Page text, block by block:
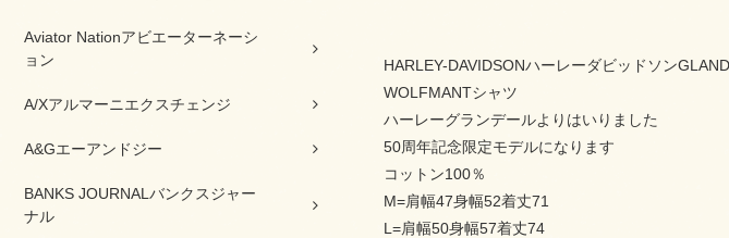
Aviator Nationアビエーターネーシ
ョン
A/Xアルマーニエクスチェンジ
A&Gエーアンドジー
BANKS JOURNALバンクスジャー
ナル
HARLEY-DAVIDSONハーレーダビッドソン
WOLFMANTシャツ
ハーレーグランデールよりはいりました
50周年記念限定モデルになります
コットン100％
M=肩幅47身幅52着丈71
L=肩幅50身幅57着丈74